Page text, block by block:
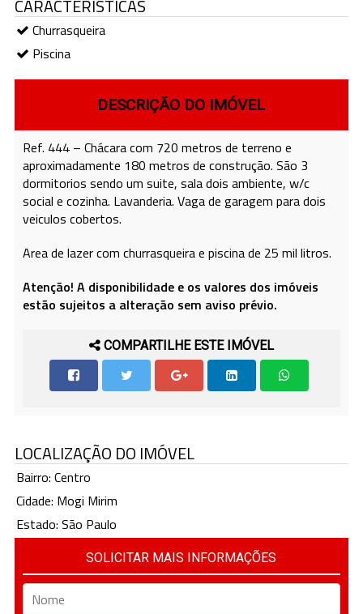
CARACTERÍSTICAS
Churrasqueira
Piscina
DESCRIÇÃO DO IMÓVEL
Ref. 444 – Chácara com 720 metros de terreno e
aproximadamente 180 metros de construção. São 3
dormitorios sendo um suite, sala dois ambiente, w/c
social e cozinha. Lavanderia. Vaga de garagem para dois
veiculos cobertos.
Area de lazer com churrasqueira e piscina de 25 mil litros.
Atenção! A disponibilidade e os valores dos imóveis
estão sujeitos a alteração sem aviso prévio.
COMPARTILHE ESTE IMÓVEL
LOCALIZAÇÃO DO IMÓVEL
Bairro: Centro
Cidade: Mogi Mirim
Estado: São Paulo
SOLICITAR MAIS INFORMAÇÕES